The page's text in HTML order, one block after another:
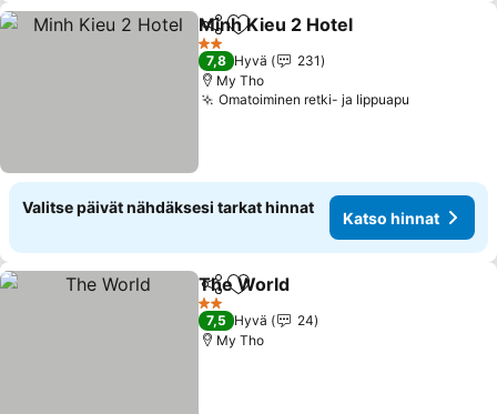
Jaa Lisää suosikkeihin
Minh Kieu 2 Hotel
2 Tähtiluokitus
7,8 Hyvä
231
My Tho
Omatoiminen retki- ja lippuapu
Valitse päivät nähdäksesi tarkat hinnat
Katso hinnat
Jaa Lisää suosikkeihin
The World
2 Tähtiluokitus
7,5 Hyvä
24
My Tho